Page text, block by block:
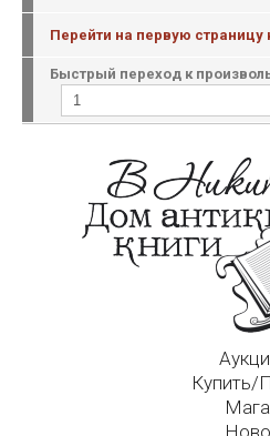
Перейти на первую страницу
Быстрый переход к
Купить/